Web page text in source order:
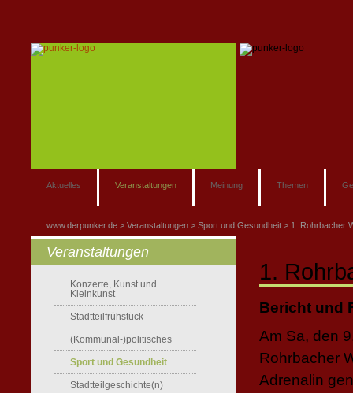
Aktuelles Veranstaltungen Meinung Themen
www.derpunker.de Veranstaltungen Sport und Gesundheit 1. Rohrbacher
1.
Bericht und
Am Sa, den
Rohrbacher
Adrenalin
Veranstaltungen
Konzerte, Kunst und
Kleinkunst
Stadtteilfrühstück
(Kommunal-)politisches
Sport und Gesundheit
Stadtteilgeschichte(n)